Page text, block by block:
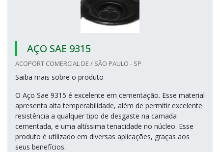
AÇO SAE 9315
ACOPORT COMERCIAL DE / SÃO PAULO - SP
Saiba mais sobre o produto
O Aço Sae 9315 é excelente em cementação. Esse material
apresenta alta temperabilidade, além de permitir excelente
resistência a qualquer tipo de desgaste na camada
cementada, e uma altíssima tenacidade no núcleo. Esse
produto é utilizado em diversas aplicações, graças aos
seus benefícios.